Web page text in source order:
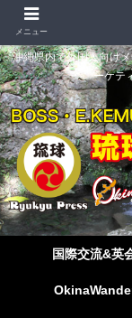
沖縄県内で外国人向け
ーケテ
国際交流&英
メニュー